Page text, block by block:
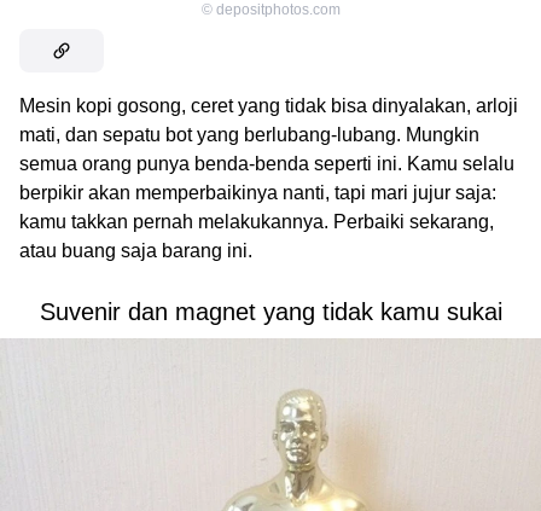
© depositphotos.com
Mesin kopi gosong, ceret yang tidak bisa dinyalakan, arloji
mati, dan sepatu bot yang berlubang-lubang. Mungkin
semua orang punya benda-benda seperti ini. Kamu selalu
berpikir akan memperbaikinya nanti, tapi mari jujur saja:
kamu takkan pernah melakukannya. Perbaiki sekarang,
atau buang saja barang ini.
Suvenir dan magnet yang tidak kamu sukai